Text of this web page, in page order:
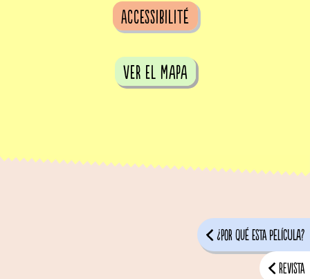
Accessibilité
ver el mapa
¿Por qué esta película?
Revista